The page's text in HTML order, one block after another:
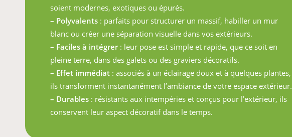
soient modernes, exotiques ou épurés.
– Polyvalents : parfaits pour structurer un massif, habiller un mur
blanc ou créer une séparation visuelle dans vos extérieurs.
– Faciles à intégrer: leur pose est simple et rapide, que ce soit en
pleine terre, dans des galets ou des graviers décoratifs.
– Effet immédiat : associés à un éclairage doux et à quelques plantes,
ils transforment instantanément l’ambiance de votre espace extérieur.
– Durables : résistants aux intempéries et conçus pour l’extérieur, ils
conservent leur aspect décoratif dans le temps.